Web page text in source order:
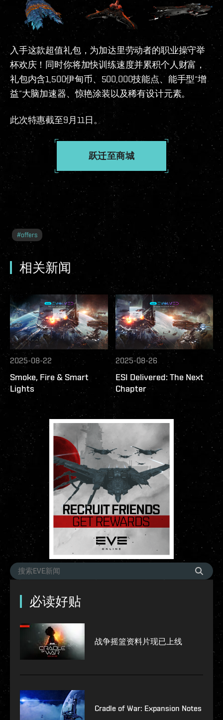
入手这款超值礼包，为加达里劳动者的职业操守举
杯欢庆！同时你将加快训练速度并累积个人财富，
礼包内含1,500伊甸币、500,000技能点、能手型“增
益”大脑加速器、惊艳涂装以及稀有设计元素。
此次特惠截至9月11日。
跃迁至商城
#offers
相关新闻
2025-08-22
Smoke, Fire & Smart
Lights
2025-08-26
ESI Delivered: The Next
Chapter
必读好贴
战争摇篮资料片现已上线
Cradle of War: Expansion Notes